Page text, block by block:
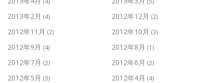
2013年2月 (4) 2012年12月 (2)
2012年11月 (2) 2012年10月 (3)
2012年9月 (4) 2012年8月 (1)
2012年7月 (2) 2012年6月 (2)
2012年5月 (3) 2012年4月 (4)